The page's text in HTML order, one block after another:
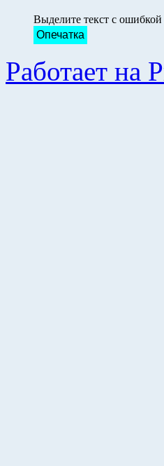
Выделите текст с
Опечатка
Работает на